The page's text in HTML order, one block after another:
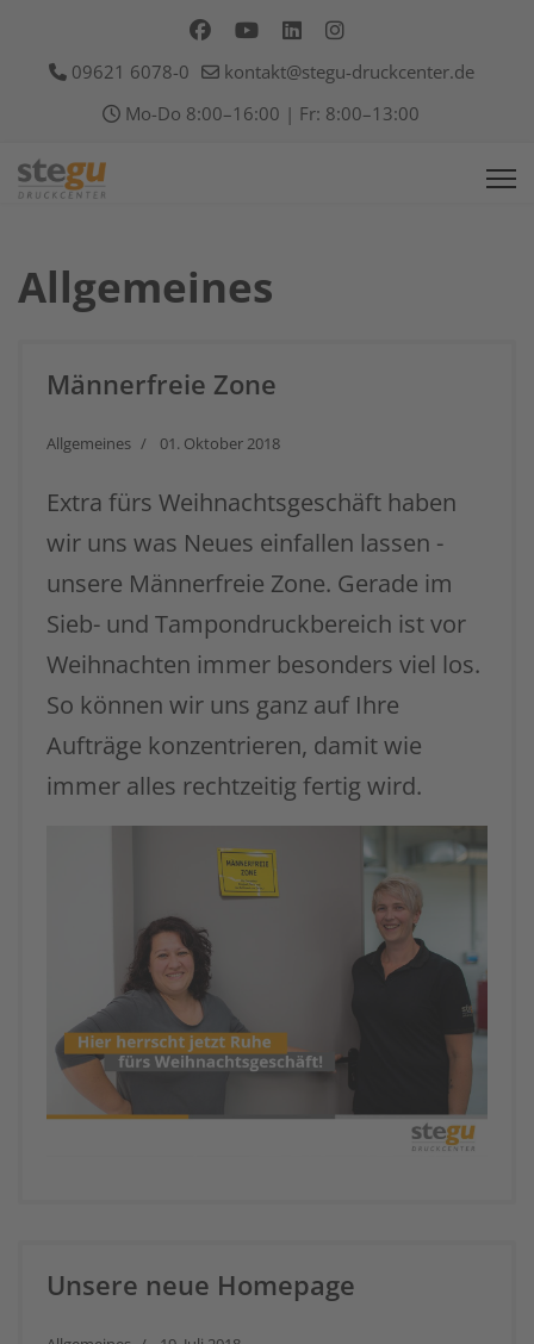
09621 6078-0
kontakt@stegu-druckcenter.de
Mo-Do 8:00–16:00 | Fr: 8:00–13:00
Allgemeines
Männerfreie Zone
Allgemeines 01. Oktober 2018
Extra fürs Weihnachtsgeschäft haben
wir uns was Neues einfallen lassen -
unsere Männerfreie Zone. Gerade im
Sieb- und Tampondruckbereich ist vor
Weihnachten immer besonders viel los.
So können wir uns ganz auf Ihre
Aufträge konzentrieren, damit wie
immer alles rechtzeitig fertig wird.
Unsere neue Homepage